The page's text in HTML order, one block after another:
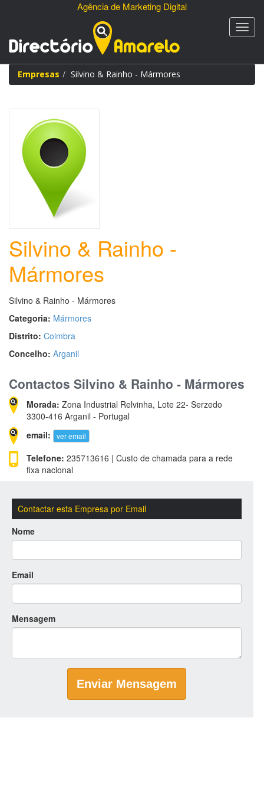
Agência de Marketing Digital
Empresas Silvino & Rainho - Mármores
Silvino & Rainho -
Mármores
Silvino & Rainho - Mármores
Categoria: Mármores
Distrito: Coimbra
Concelho: Arganil
Contactos Silvino & Rainho - Mármores
Morada: Zona Industrial Relvinha, Lote 22- Serzedo
3300-416 Arganil - Portugal
email:
ver email
Telefone: 235713616 | Custo de chamada para a rede
fixa nacional
Contactar esta Empresa por Email
Nome
Email
Mensagem
Enviar Mensagem